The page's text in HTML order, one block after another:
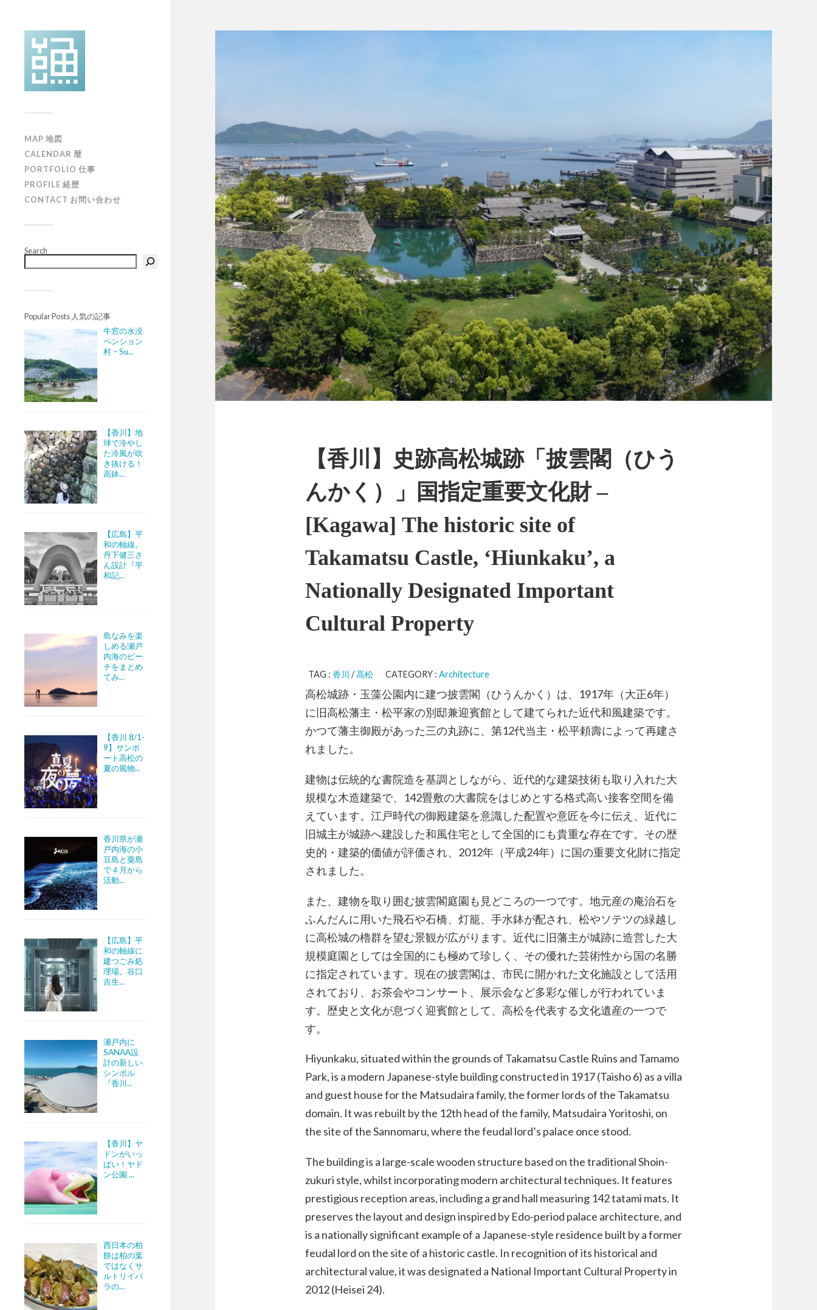
MAP 地図
CALENDAR 暦
PORTFOLIO 仕事
PROFILE 経歴
CONTACT お問い合わせ
Search
Popular Posts 人気の記事
牛窓の水没
ペンション
村 – Su...
【香川】地
球で冷やし
た冷風が吹
き抜ける！
高鉢...
【広島】平
和の軸線。
丹下健三さ
ん設計『平
和記...
島なみを楽
しめる瀬戸
内海のビー
チをまとめ
てみ...
【香川 8/1-
9】サンポ
ート高松の
夏の風物...
香川県が瀬
戸内海の小
豆島と粟島
で４月から
活動...
【広島】平
和の軸線に
建つごみ処
理場。谷口
吉生...
瀬戸内に
SANAA設
計の新しい
シンボル
『香川...
【香川】ヤ
ドンがいっ
ぱい！ヤド
ン公園 ...
西日本の柏
餅は柏の葉
ではなくサ
ルトリイバ
ラの...
【香川】史跡高松城跡「披雲閣（ひう
んかく）」国指定重要文化財 –
[Kagawa] The historic site of
Takamatsu Castle, ‘Hiunkaku’, a
Nationally Designated Important
Cultural Property
TAG : 香川 /高松 CATEGORY : Architecture
高松城跡・玉藻公園内に建つ披雲閣（ひうんかく）は、1917年（大正6年）
に旧高松藩主・松平家の別邸兼迎賓館として建てられた近代和風建築です。
かつて藩主御殿があった三の丸跡に、第12代当主・松平頼壽によって再建さ
れました。
建物は伝統的な書院造を基調としながら、近代的な建築技術も取り入れた大
規模な木造建築で、142畳敷の大書院をはじめとする格式高い接客空間を備
えています。江戸時代の御殿建築を意識した配置や意匠を今に伝え、近代に
旧城主が城跡へ建設した和風住宅として全国的にも貴重な存在です。その歴
史的・建築的価値が評価され、2012年（平成24年）に国の重要文化財に指定
されました。
また、建物を取り囲む披雲閣庭園も見どころの一つです。地元産の庵治石を
ふんだんに用いた飛石や石橋、灯籠、手水鉢が配され、松やソテツの緑越し
に高松城の櫓群を望む景観が広がります。近代に旧藩主が城跡に造営した大
規模庭園としては全国的にも極めて珍しく、その優れた芸術性から国の名勝
に指定されています。現在の披雲閣は、市民に開かれた文化施設として活用
されており、お茶会やコンサート、展示会など多彩な催しが行われていま
す。歴史と文化が息づく迎賓館として、高松を代表する文化遺産の一つで
す。
Hiyunkaku, situated within the grounds of Takamatsu Castle Ruins and Tamamo
Park, is a modern Japanese-style building constructed in 1917 (Taisho 6) as a villa
and guest house for the Matsudaira family, the former lords of the Takamatsu
domain. It was rebuilt by the 12th head of the family, Matsudaira Yoritoshi, on
the site of the Sannomaru, where the feudal lord’s palace once stood.
The building is a large-scale wooden structure based on the traditional Shoin-
zukuri style, whilst incorporating modern architectural techniques. It features
prestigious reception areas, including a grand hall measuring 142 tatami mats. It
preserves the layout and design inspired by Edo-period palace architecture, and
is a nationally significant example of a Japanese-style residence built by a former
feudal lord on the site of a historic castle. In recognition of its historical and
architectural value, it was designated a National Important Cultural Property in
2012 (Heisei 24).